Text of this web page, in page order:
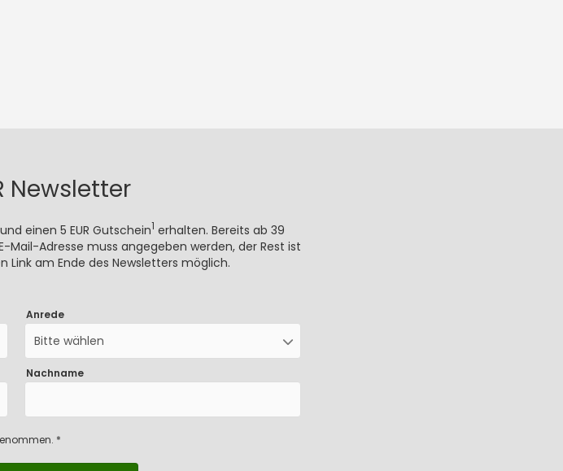
Newsletter
einen 5 EUR Gutschein1 erhalten. Bereits ab 39
Mail-Adresse muss angegeben werden, der Rest ist
Link am Ende des Newsletters möglich.
Anrede
Bitte wählen
Nachname
*